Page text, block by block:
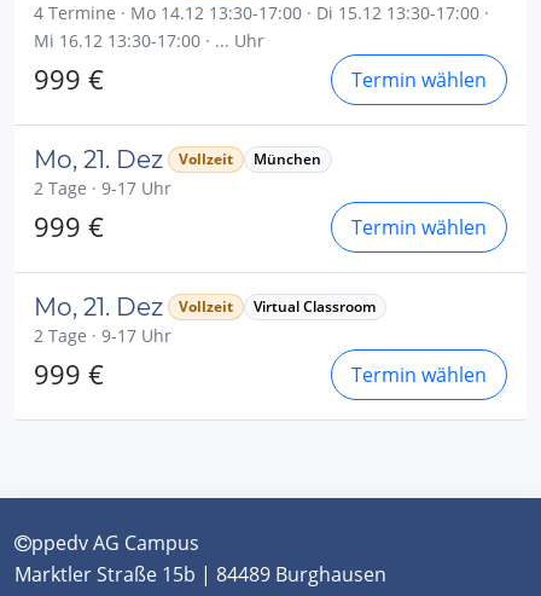
4 Termine · Mo 14.12 13:30-17:00 · Di 15.12 13:30-17:00 ·
Mi 16.12 13:30-17:00 · ... Uhr
999 € Termin wählen
Mo, 21. Dez Vollzeit München
2 Tage · 9-17 Uhr
999 € Termin wählen
Mo, 21. Dez Vollzeit Virtual Classroom
2 Tage · 9-17 Uhr
999 € Termin wählen
ppedv AG Campus
Marktler Straße 15b | 84489 Burghausen